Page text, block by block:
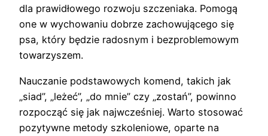
dla prawidłowego rozwoju szczeniaka. Pomogą
one w wychowaniu dobrze zachowującego się
psa, który będzie radosnym i bezproblemowym
towarzyszem.
Nauczanie podstawowych komend, takich jak
„siad”, „leżeć”, „do mnie” czy „zostań”, powinno
rozpocząć się jak najwcześniej. Warto stosować
pozytywne metody szkoleniowe, oparte na